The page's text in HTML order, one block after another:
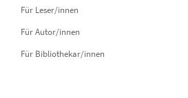
Für Leser/innen
Für Autor/innen
Für Bibliothekar/innen